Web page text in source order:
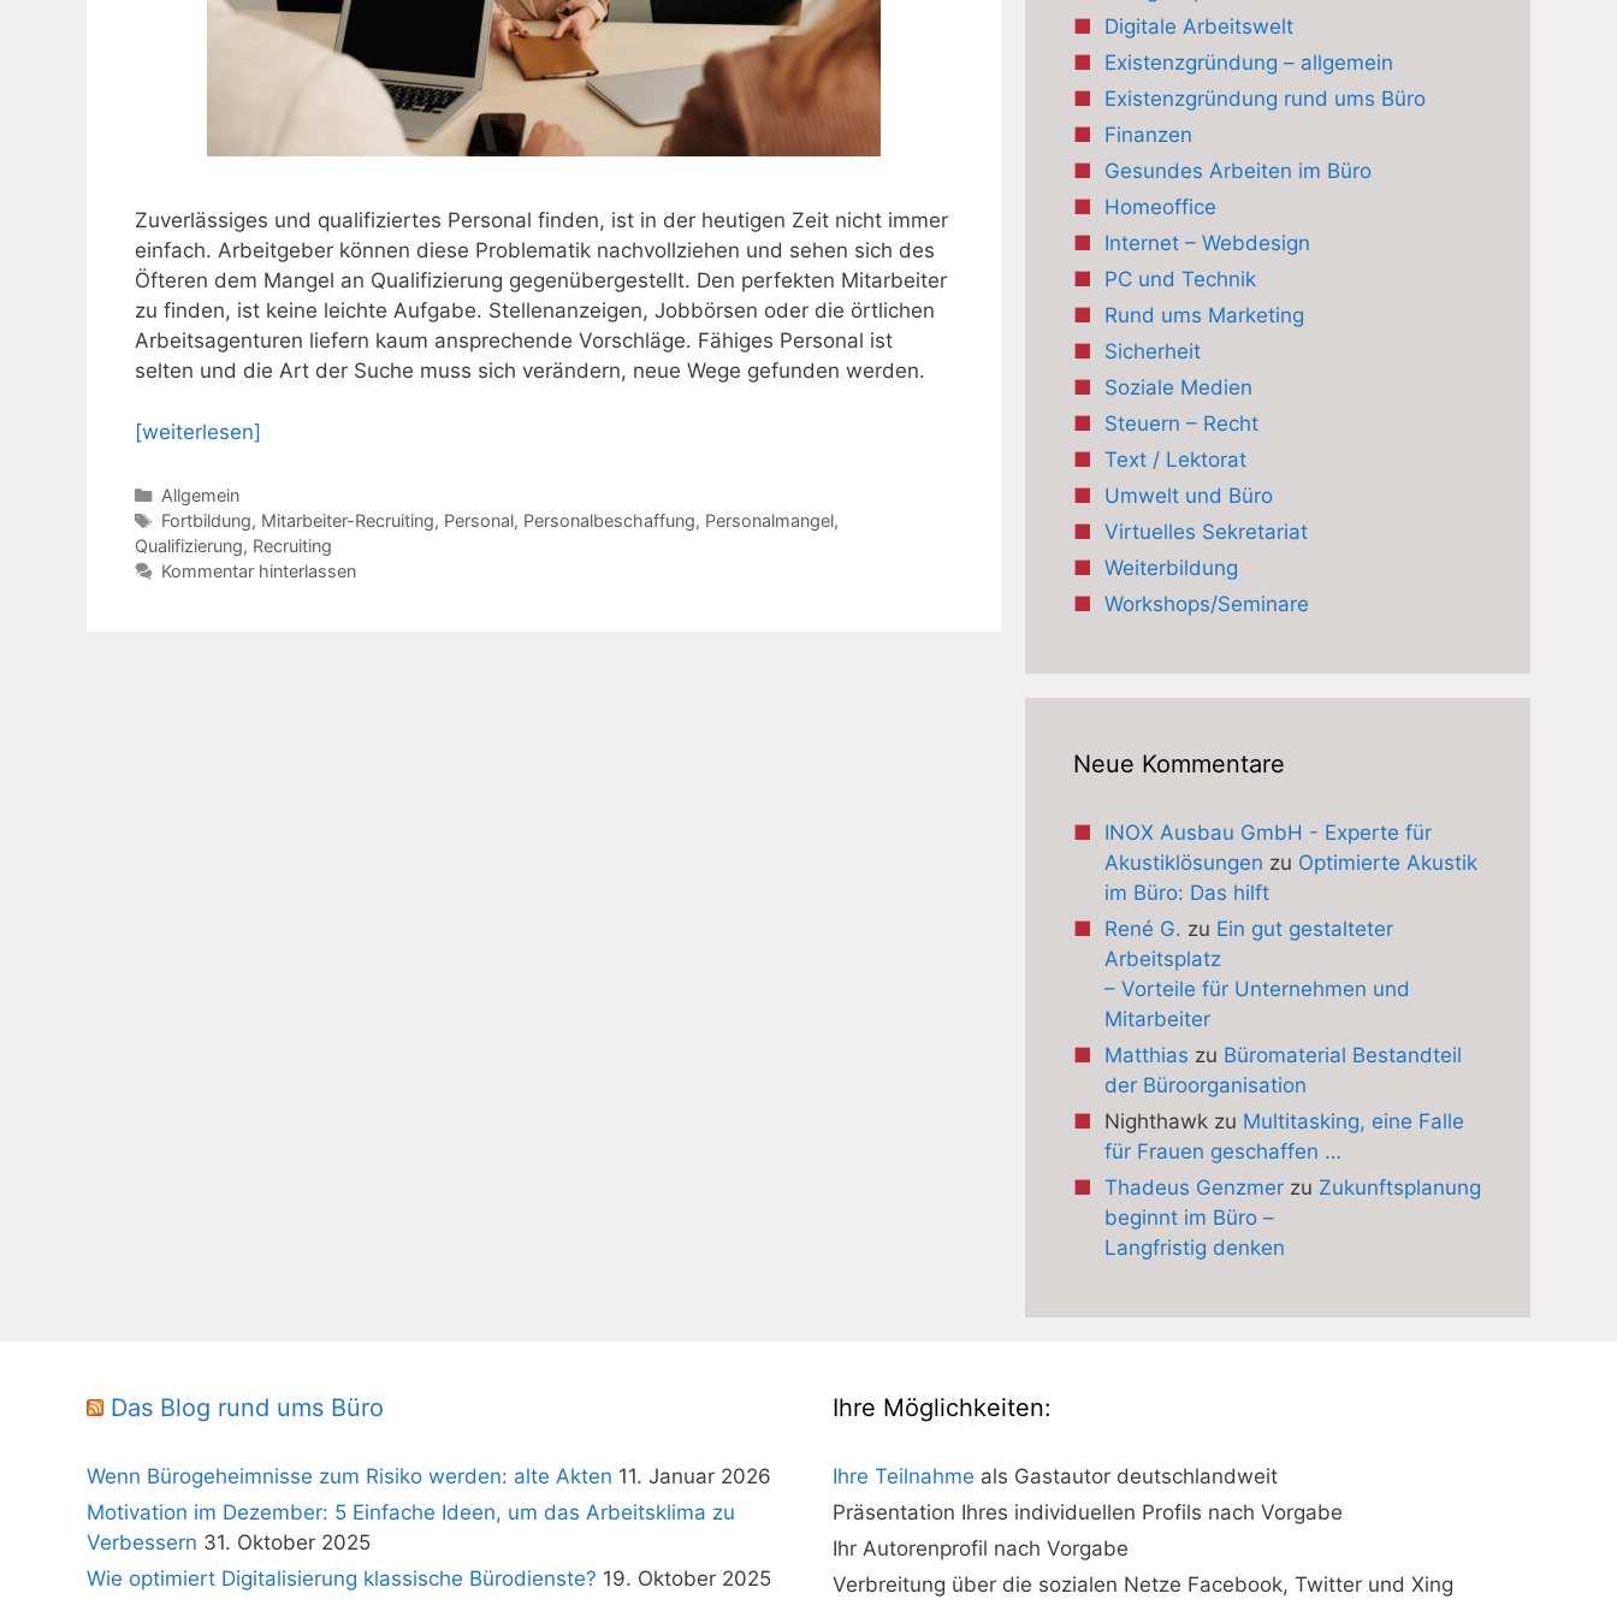
Zuverlässiges und qualifiziertes Personal finden, ist in der heutigen Zeit nicht immer
einfach. Arbeitgeber können diese Problematik nachvollziehen und sehen sich des
Öfteren dem Mangel an Qualifizierung gegenübergestellt. Den perfekten Mitarbeiter
zu finden, ist keine leichte Aufgabe. Stellenanzeigen, Jobbörsen oder die örtlichen
Arbeitsagenturen liefern kaum ansprechende Vorschläge. Fähiges Personal ist
selten und die Art der Suche muss sich verändern, neue Wege gefunden werden.
[weiterlesen]
Kategorien
Allgemein
Schlagwörter
Fortbildung, Mitarbeiter-Recruiting, Personal, Personalbeschaffung, Personalmangel,
Qualifizierung, Recruiting
Kommentar hinterlassen
Digitale Arbeitswelt
Existenzgründung – allgemein
Existenzgründung rund ums Büro
Finanzen
Gesundes Arbeiten im Büro
Homeoffice
Internet – Webdesign
PC und Technik
Rund ums Marketing
Sicherheit
Soziale Medien
Steuern – Recht
Text / Lektorat
Umwelt und Büro
Virtuelles Sekretariat
Weiterbildung
Workshops/Seminare
Neue Kommentare
INOX Ausbau GmbH - Experte für
Akustiklösungen zu Optimierte Akustik
im Büro: Das hilft
René G. zu Ein gut gestalteter
Arbeitsplatz
– Vorteile für Unternehmen und
Mitarbeiter
Matthias zu Büromaterial Bestandteil
der Büroorganisation
Nighthawkzu Multitasking, eine Falle
für Frauen geschaffen …
Thadeus Genzmerzu Zukunftsplanung
beginnt im Büro –
Langfristig denken
Das Blog rund ums Büro
Wenn Bürogeheimnisse zum Risiko werden: alte Akten 11. Januar 2026
Motivation im Dezember: 5 Einfache Ideen, um das Arbeitsklima zu
Verbessern 31. Oktober 2025
Wie optimiert Digitalisierung klassische Bürodienste? 19. Oktober 2025
Ihre Möglichkeiten:
Ihre Teilnahme als Gastautor deutschlandweit
Präsentation Ihres individuellen Profils nach Vorgabe
Ihr Autorenprofil nach Vorgabe
Verbreitung über die sozialen Netze Facebook, Twitter und Xing